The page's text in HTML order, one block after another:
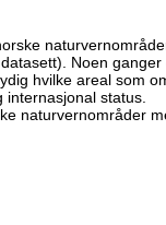
Noen
hvilke areal som
internasjonal status.
naturvernområder